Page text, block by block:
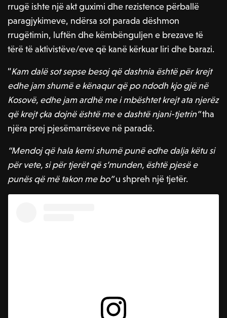
rrugë ishte një akt guximi dhe rezistence përballë
paragjykimeve, ndërsa sot parada dëshmon
rrugëtimin, luftën dhe këmbënguljen e brezave të
tërë të aktivistëve/eve që kanë kërkuar liri dhe barazi.
“Kam dalë sot sepse besoj që dashnia është për krejt
edhe jam shumë e kënaqur që po ndodh kjo gjë në
Kosovë, edhe jam ardhë me i mbështet krejt ata njerëz
që krejt çka dojnë është me e dashtë njani-tjetrin”tha
njëra prej pjesëmarrëseve në paradë.
“Mendoj që hala kemi shumë punë edhe dalja këtu si
për vete, si për tjerët që s’munden, është pjesë e
punës që më takon me bo”u shpreh një tjetër.